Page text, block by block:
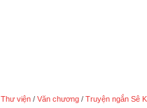
Thư viện / Văn chương / Truyện ngắn Sê